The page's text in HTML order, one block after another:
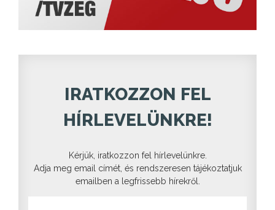
IRATKOZZON FEL
HÍRLEVELÜNKRE!
Kérjük, iratkozzon fel hírlevelünkre.
Adja meg email címét, és rendszeresen tájékoztatjuk
emailben a legfrissebb hírekről.